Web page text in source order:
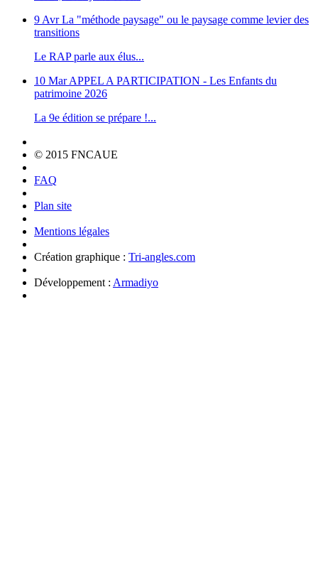
9 Avr La "méthode paysage" ou le paysage comme levier des
transitions
Le RAP parle aux élus...
10 Mar APPEL A PARTICIPATION - Les Enfants du
patrimoine 2026
La 9e édition se prépare !...
© 2015 FNCAUE
FAQ
Plan site
Mentions légales
Création graphique : Tri-angles.com
Développement : Armadiyo